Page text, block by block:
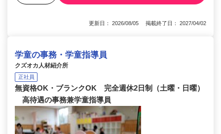
更新日： 2026/08/05 掲載終了日： 2027/04/02
学童の事務・学童指導員
クズオカ人材紹介所
正社員
無資格OK・ブランクOK 完全週休2日制（土曜・日曜）
高待遇の事務兼学童指導員